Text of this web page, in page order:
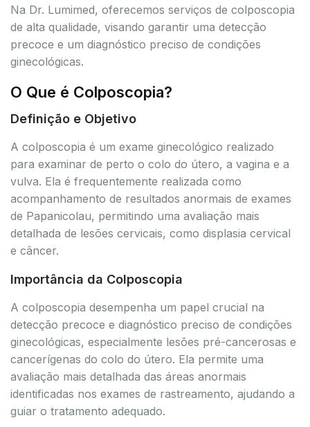
Na Dr. Lumimed, oferecemos serviços de colposcopia
de alta qualidade, visando garantir uma detecção
precoce e um diagnóstico preciso de condições
ginecológicas.
O Que é Colposcopia?
Definição e Objetivo
A colposcopia é um exame ginecológico realizado
para examinar de perto o colo do útero, a vagina e a
vulva. Ela é frequentemente realizada como
acompanhamento de resultados anormais de exames
de Papanicolau, permitindo uma avaliação mais
detalhada de lesões cervicais, como displasia cervical
e câncer.
Importância da Colposcopia
A colposcopia desempenha um papel crucial na
detecção precoce e diagnóstico preciso de condições
ginecológicas, especialmente lesões pré-cancerosas e
cancerígenas do colo do útero. Ela permite uma
avaliação mais detalhada das áreas anormais
identificadas nos exames de rastreamento, ajudando a
guiar o tratamento adequado.